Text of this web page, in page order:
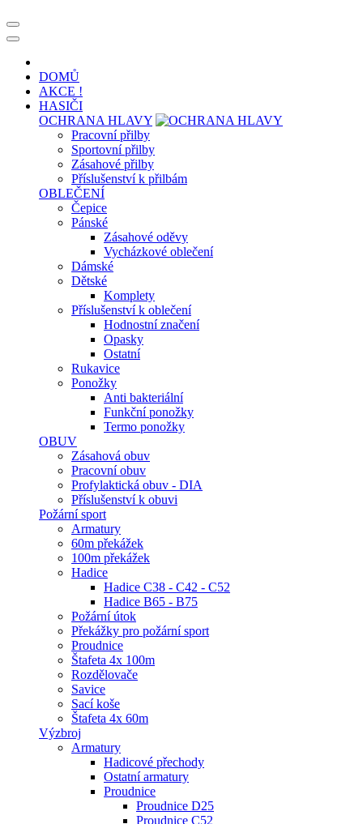
DOMŮ
AKCE !
HASIČI
OCHRANA HLAVY
Pracovní přilby
Sportovní přilby
Zásahové přilby
Příslušenství k přilbám
OBLEČENÍ
Čepice
Pánské
Zásahové oděvy
Vycházkové oblečení
Dámské
Dětské
Komplety
Příslušenství k oblečení
Hodnostní značení
Opasky
Ostatní
Rukavice
Ponožky
Anti bakteriální
Funkční ponožky
Termo ponožky
OBUV
Zásahová obuv
Pracovní obuv
Profylaktická obuv - DIA
Příslušenství k obuvi
Požární sport
Armatury
60m překážek
100m překážek
Hadice
Hadice C38 - C42 - C52
Hadice B65 - B75
Požární útok
Překážky pro požární sport
Proudnice
Štafeta 4x 100m
Rozdělovače
Savice
Sací koše
Štafeta 4x 60m
Výzbroj
Armatury
Hadicové přechody
Ostatní armatury
Proudnice
Proudnice D25
Proudnice C52